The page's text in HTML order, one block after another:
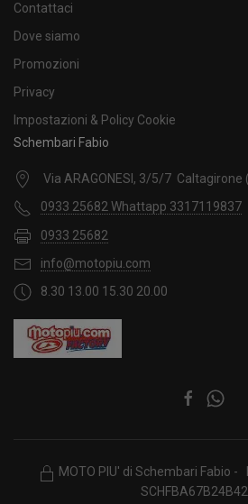
Contattaci
Dove siamo
Promozioni
Privacy
Impostazioni & Policy Cookie
Schembari Fabio
Via ARAGONESI, 3/5/7 Caltagirone
0933 25682 Whattapp 3317119837
0933 25682
info@motopiu.com
8.30 13.00 15.30 20.00
MOTO PIU' di Schembari Fabio -